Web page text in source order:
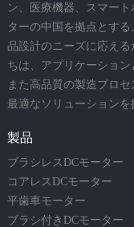
ン、医療機器、スマー
ターの中国を拠点とす
品設計のニーズに応え
ちは、アプリケーション
また高品質の製造プロ
最適なソリューションを
製品
ブラシレスDCモーター
コアレスDCモーター
平歯車モーター
ブラシ付きDCモーター